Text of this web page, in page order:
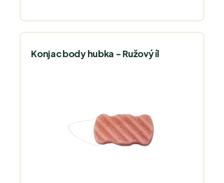
Konjac body hubka - Ružový íl